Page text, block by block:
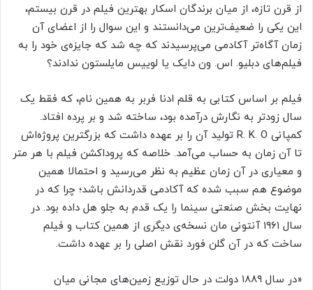
از قرن تازه، از میان برندگان اسکار بهترین فیلم در قرن بیستم،
این یکی را ضعیف‌ترین می‌دانستند و این سوال را از اعضای آن
زمان آگاه‌تر آکادمی می‌پرسیدند که چه شد که جایزه‌ی خود را به
فیلم‌های دبلیو. اس. ون دایک یا لوییس مایلستون ندادند؟
فیلم بر اساس کتابی به قلم ادنا فربر به همین نام، که فقط یک
سال زودتر به نگارش درآمده بود، ساخته شد و بر پرده افتاد.
کمپانی R. K. O تولید آن را بر عهده داشت که بزرگترین پروژه‌اش
تا آن زمان به حساب می‌آمد. خلاصه که پروداکشن فیلم با هر متر
و معیاری در آن زمان عظیم به نظر می‌رسید و احتمالا همین
موضوع هم سبب شده که آکادمی قدردانش باشد؛ چرا که در
نهایت بخش صنعتی سینما را یک قدم به جلو هل داده بود. در
سال ۱۹۶۱ آنتونی مان نسخه‌ی دیگری از همین کتاب و فیلم
ساخت که در ‌آن گلن فورد نقش اصلی را بر عهده داشت.
«در سال ۱۸۸۹ دولت در حال توزیع زمین‌های مجانی میان